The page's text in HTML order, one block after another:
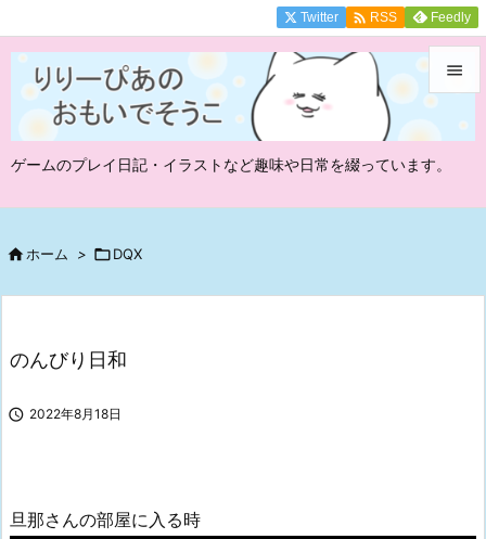
ゲームのプレイ日記・イラストなど趣味や日常を綴っています。

メニュ
Twitter  RSS Feedly
ホーム > DQX
のんびり日和
 2022年8月18日
旦那さんの部屋に入る時